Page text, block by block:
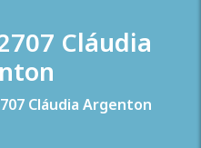
Cláudia
Cláudia Argenton